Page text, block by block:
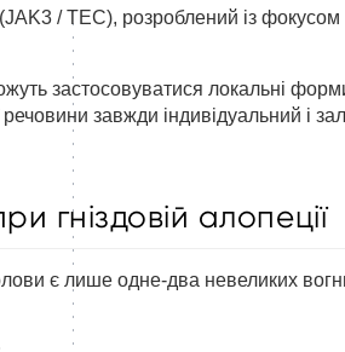
/ TEC), розроблений із фокусом
застосовуватися локальні
завжди індивідуальний і
гніздовій алопеції
є лише одне-два невеликих